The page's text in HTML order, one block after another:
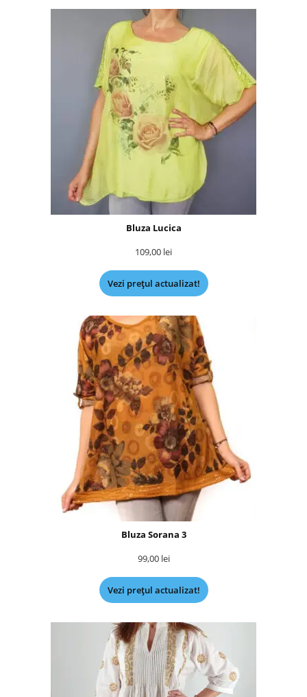
Bluza Lucica
109,00 lei
Vezi prețul actualizat!
Bluza Sorana 3
99,00 lei
Vezi prețul actualizat!